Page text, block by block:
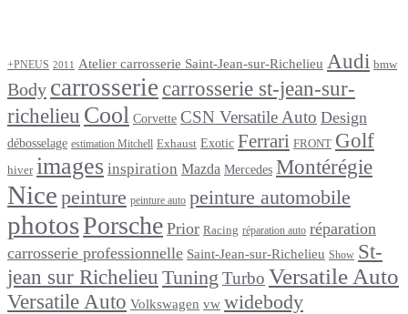
+PNEUS 2011 Atelier carrosserie Saint-Jean-sur-Richelieu Audi bmw
Body carrosserie carrosserie st-jean-sur-
richelieu Cool Corvette CSN Versatile Auto Design
débosselage estimation Mitchell Exhaust Exotic Ferrari FRONT Golf
hiver images inspiration Mazda Mercedes Montérégie
Nice peinture peinture auto peinture automobile
photosPorsche Prior Racing réparation auto réparation
carrosserie professionnelle Saint-Jean-sur-Richelieu Show St-
jean sur Richelieu Tuning Turbo Versatile Auto
Versatile Auto Volkswagen vw widebody